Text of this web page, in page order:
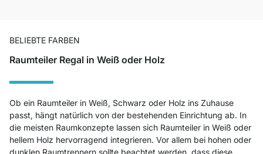
BELIEBTE FARBEN
Raumteiler Regal in Weiß oder Holz
Ob ein Raumteiler in Weiß, Schwarz oder Holz ins Zuhause
passt, hängt natürlich von der bestehenden Einrichtung ab. In
die meisten Raumkonzepte lassen sich Raumteiler in Weiß oder
hellem Holz hervorragend integrieren. Vor allem bei hohen oder
dunklen Raumtrennern sollte beachtet werden, dass diese